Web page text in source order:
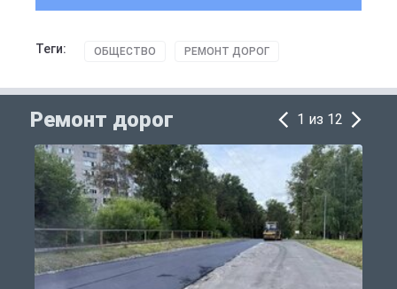
Теги: ОБЩЕСТВО РЕМОНТ ДОРОГ
Ремонт дорог 1 из 12